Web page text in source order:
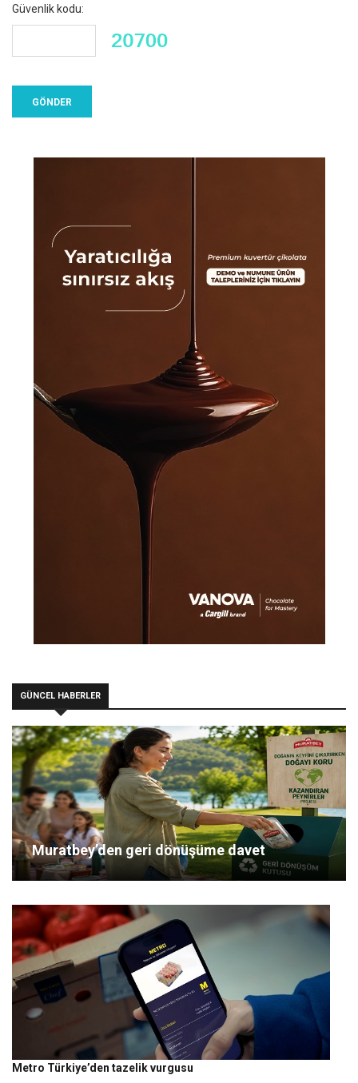
Güvenlik kodu:
GÜNCEL HABERLER
Muratbey’den geri dönüşüme davet
Metro Türkiye’den tazelik vurgusu